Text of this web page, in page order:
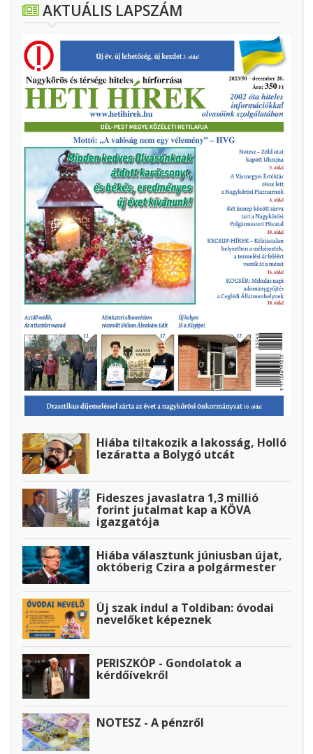
AKTUÁLIS LAPSZÁM
Hiába tiltakozik a lakosság, Holló
lezáratta a Bolygó utcát
Fideszes javaslatra 1,3 millió
forint jutalmat kap a KÖVA
igazgatója
Hiába választunk júniusban újat,
októberig Czira a polgármester
Új szak indul a Toldiban: óvodai
nevelőket képeznek
PERISZKÓP - Gondolatok a
kérdőívekről
NOTESZ - A pénzről